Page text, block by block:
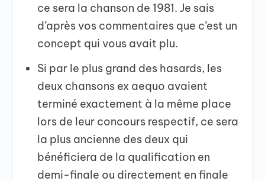
ce sera la chanson de 1981. Je sais
d’après vos commentaires que c’est un
concept qui vous avait plu.
Si par le plus grand des hasards, les
deux chansons ex aequo avaient
terminé exactement à la même place
lors de leur concours respectif, ce sera
la plus ancienne des deux qui
bénéficiera de la qualification en
demi-finale ou directement en finale